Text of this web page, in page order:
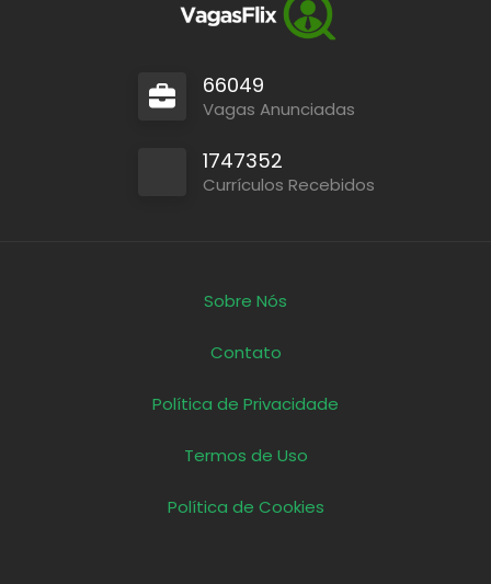
66049
Vagas Anunciadas
1747352
Currículos Recebidos
Sobre Nós
Contato
Política de Privacidade
Termos de Uso
Política de Cookies